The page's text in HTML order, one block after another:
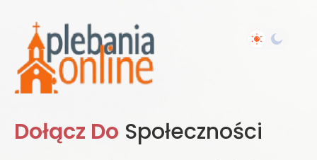
Dołącz Do Społeczności